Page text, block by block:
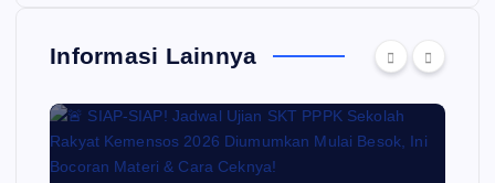
Informasi Lainnya